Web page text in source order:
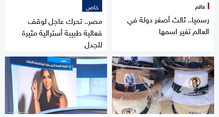
عالم
رسميا.. ثالث أصغر دولة في
العالم تغير اسمها
خاص
مصر.. تحرك عاجل لوقف
فعالية طبيبة أسترالية مثيرة
للجدل